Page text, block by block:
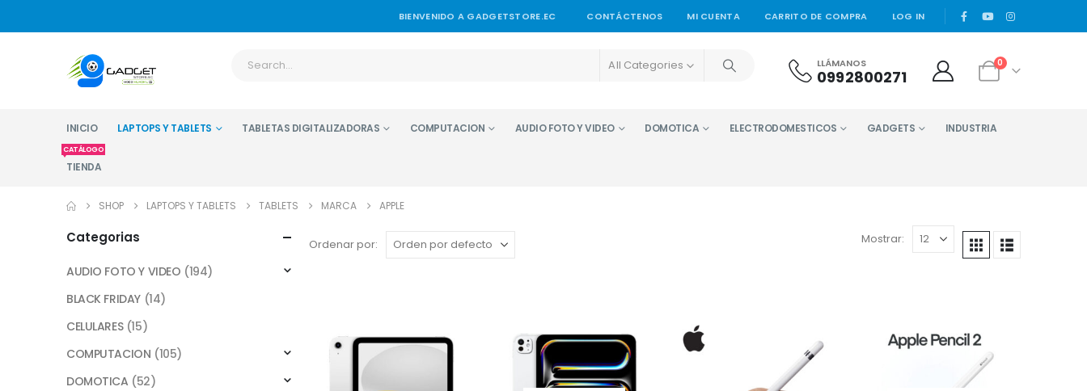
BIENVENIDO A GADGETSTORE.EC CONTÁCTENOS MI CUENTA CARRITO DE COMPRA LOG IN |
All Categories LLÁMANOS
0992800271
0
INICIO LAPTOPS Y TABLETS TABLETAS DIGITALIZADORAS COMPUTACION AUDIO FOTO Y VIDEO DOMOTICA ELECTRODOMESTICOS GADGETS INDUSTRIA
TIENDA
CATÁLOGO
SHOP LAPTOPS Y TABLETS TABLETS MARCA APPLE
Ordenar por: Mostrar:
Categorias
AUDIO FOTO Y VIDEO (194)
BLACK FRIDAY (14)
CELULARES (15)
COMPUTACION (105)
DOMOTICA (52)